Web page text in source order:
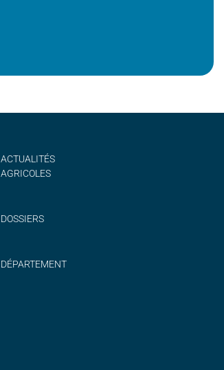
ACTUALITÉS
AGRICOLES
DOSSIERS
DÉPARTEMENT